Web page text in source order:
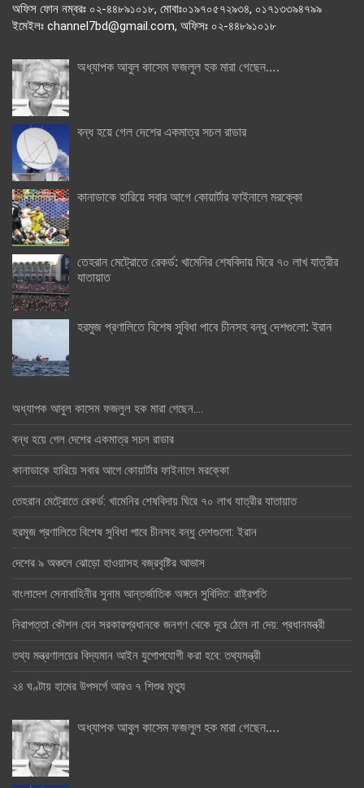
অফিস ফোন নম্বরঃ ০২-৪৪৮৯১০১৮, মোবাঃ০১৯৭০৫৭২৯৩৪, ০১৭১৩৩৯৪৭৯৯
ইমেইলঃ channel7bd@gmail.com, অফিসঃ ০২-৪৪৮৯১০১৮
অধ্যাপক আবুল কাসেম ফজলুল হক মারা গেছেন….
বন্ধ হয়ে গেল দেশের একমাত্র সচল রাডার
কানাডাকে হারিয়ে সবার আগে কোয়ার্টার ফাইনালে মরক্কো
তেহরান মেট্রোতে রেকর্ড: খামেনির শেষবিদায় ঘিরে ৭০ লাখ যাত্রীর
যাতায়াত
হরমুজ প্রণালিতে বিশেষ সুবিধা পাবে চীনসহ বন্ধু দেশগুলো: ইরান
অধ্যাপক আবুল কাসেম ফজলুল হক মারা গেছেন….
বন্ধ হয়ে গেল দেশের একমাত্র সচল রাডার
কানাডাকে হারিয়ে সবার আগে কোয়ার্টার ফাইনালে মরক্কো
তেহরান মেট্রোতে রেকর্ড: খামেনির শেষবিদায় ঘিরে ৭০ লাখ যাত্রীর যাতায়াত
হরমুজ প্রণালিতে বিশেষ সুবিধা পাবে চীনসহ বন্ধু দেশগুলো: ইরান
দেশের ৯ অঞ্চলে ঝোড়ো হাওয়াসহ বজ্রবৃষ্টির আভাস
বাংলাদেশ সেনাবাহিনীর সুনাম আন্তর্জাতিক অঙ্গনে সুবিদিত: রাষ্ট্রপতি
নিরাপত্তা কৌশল যেন সরকারপ্রধানকে জনগণ থেকে দূরে ঠেলে না দেয়: প্রধানমন্ত্রী
তথ্য মন্ত্রণালয়ের বিদ্যমান আইন যুগোপযোগী করা হবে: তথ্যমন্ত্রী
২৪ ঘণ্টায় হামের উপসর্গে আরও ৭ শিশুর মৃত্যু
অধ্যাপক আবুল কাসেম ফজলুল হক মারা গেছেন….